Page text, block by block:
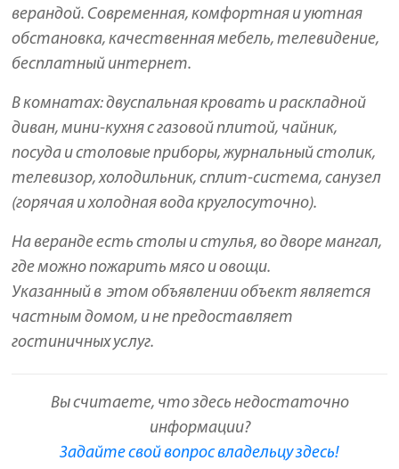
верандой. Современная, комфортная и уютная
обстановка, качественная мебель, телевидение,
бесплатный интернет.
В комнатах: двуспальная кровать и раскладной
диван, мини-кухня с газовой плитой, чайник,
посуда и столовые приборы, журнальный столик,
телевизор, холодильник, сплит-система, санузел
(горячая и холодная вода круглосуточно).
На веранде есть столы и стулья, во дворе мангал,
где можно пожарить мясо и овощи.
Указанный в этом объявлении объект является
частным домом, и не предоставляет
гостиничных услуг.
Вы считаете, что здесь недостаточно
информации?
Задайте свой вопрос владельцу здесь!